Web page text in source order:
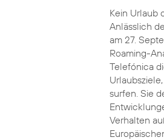
Kein Urlaub
Anlässlich
am 27.
Roaming-
Telefónica
surfen. Sie
Verhalten